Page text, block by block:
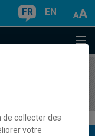
FR EN
de collecter des
votre